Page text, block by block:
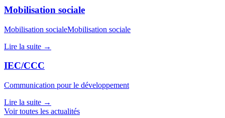
Mobilisation sociale
Mobilisation socialeMobilisation sociale
Lire la suite →
IEC/CCC
Communication pour le développement
Lire la suite →
Voir toutes les actualités